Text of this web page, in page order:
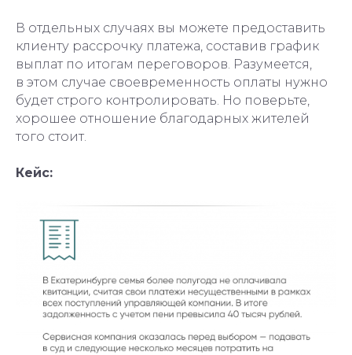
В отдельных случаях вы можете предоставить
клиенту рассрочку платежа, составив график
выплат по итогам переговоров. Разумеется,
в этом случае своевременность оплаты нужно
будет строго контролировать. Но поверьте,
хорошее отношение благодарных жителей
того стоит.
Кейс: